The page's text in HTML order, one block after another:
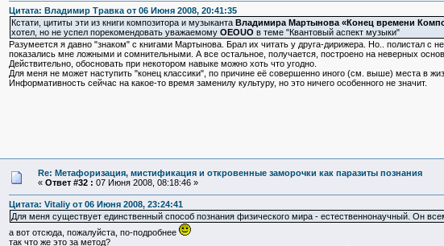
Цитата: Владимир Травка от 06 Июня 2008, 20:41:35
Кстати, цититы эти из книги композитора и музыканта Владимира Мартынова «Конец времени
хотел, но не успел порекомендовать уважаемому OEOUO в теме "Квантовый аспект музыки"
Разумеется я давно "знаком" с книгами Мартынова. Брал их читать у друга-дирижера. Но.. полистал
показались мне ложными и сомнительными. А все остальное, получается, построено на неверных
Действительно, обосновать при некотором навыке можно хоть что угодно.
Для меня не может наступить "конец классики", по причине её совершенно иного (см. выше) места в
Информативность сейчас на какое-то время заменилу культуру, но это ничего особенного не значит.
Re: Метафоризация, мистификация и откровенные заморочки как паразиты познания
« Ответ #32 : 07 Июня 2008, 08:18:46 »
Цитата: Vitaliy от 06 Июня 2008, 23:24:41
Для меня существует единственный способ познания физического мира - естественнонаучный. Он
а вот отсюда, пожалуйста, по-подробнее
так что же это за метод?